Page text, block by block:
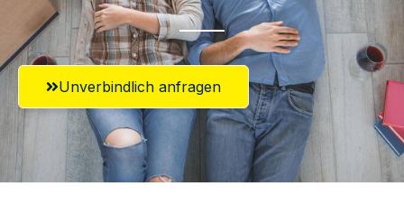
Unverbindlich anfragen